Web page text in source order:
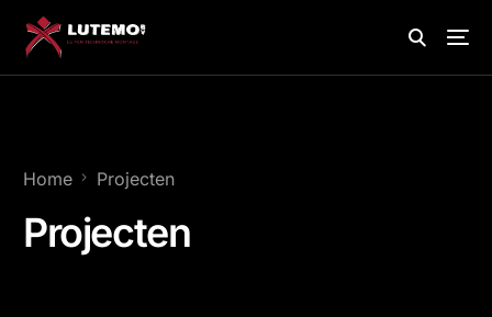
Home Projecten
Projecten